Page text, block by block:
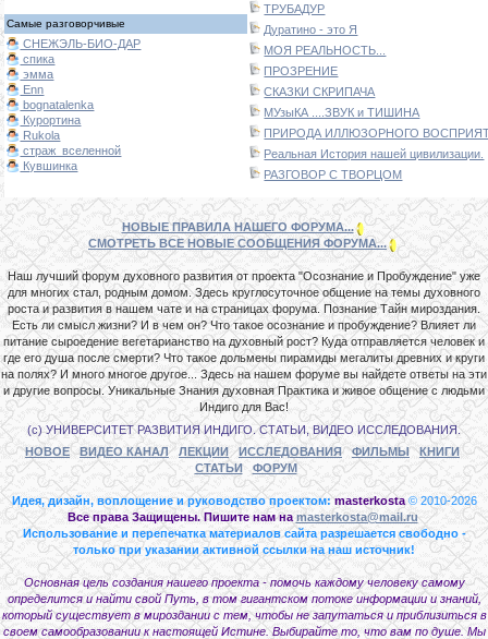
ТРУБАДУР
Дуратино - это Я
МОЯ РЕАЛЬНОСТЬ...
ПРОЗРЕНИЕ
СКАЗКИ СКРИПАЧА
МУзыКА ....ЗВУК и ТИШИНА
ПРИРОДА ИЛЛЮЗОРНОГО
Реальная История нашей цивилизации.
РАЗГОВОР С ТВОРЦОМ
Самые разговорчивые
СНЕЖЭЛЬ-БИО-ДАР
спика
эмма
Enn
bognatalenka
Курортина
Rukola
страж_вселенной
Кувшинка
НОВЫЕ ПРАВИЛА НАШЕГО ФОРУМА...
СМОТРЕТЬ ВСЕ НОВЫЕ СООБЩЕНИЯ ФОРУМА...
Наш лучший форум духовного развития от проекта "Осознание и Пробуждение" уже
для многих стал, родным домом. Здесь круглосуточное общение на темы духовного
роста и развития в нашем чате и на страницах форума. Познание Тайн мироздания.
Есть ли смысл жизни? И в чем он? Что такое осознание и пробуждение? Влияет ли
питание сыроедение вегетарианство на духовный рост? Куда отправляется человек и
где его душа после смерти? Что такое дольмены пирамиды мегалиты древних и круги
на полях? И много многое другое... Здесь на нашем форуме вы найдете ответы на эти
и другие вопросы. Уникальные Знания духовная Практика и живое общение с людьми
Индиго для Вас!
(с) УНИВЕРСИТЕТ РАЗВИТИЯ ИНДИГО. СТАТЬИ, ВИДЕО ИССЛЕДОВАНИЯ.
НОВОЕ
ВИДЕО КАНАЛ ЛЕКЦИИ ИССЛЕДОВАНИЯ ФИЛЬМЫ
КНИГИ
СТАТЬИ
ФОРУМ
Идея, дизайн, воплощение и руководство проектом: masterkosta © 2010-2026
Все права Защищены. Пишите нам на masterkosta@mail.ru
Использование и перепечатка материалов сайта разрешается свободно -
только при указании активной ссылки на наш источник!
Основная цель создания нашего проекта - помочь каждому человеку самому
определится и найти свой Путь, в том гигантском потоке информации и знаний,
который существует в мироздании с тем, чтобы не запутаться и приблизиться в
своем самообразовании к настоящей Истине. Выбирайте то, что вам по душе. Мы